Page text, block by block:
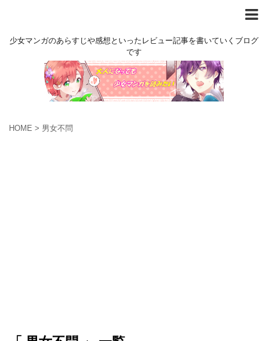
少女マンガのあらすじや感想といったレビュー記事を書いていくブログ
です
HOME > 男女不問